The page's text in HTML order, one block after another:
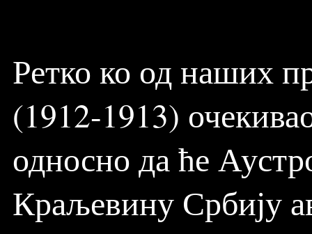
Ретко ко од наших
(1912-1913)
односно да ће
Краљевину Србију